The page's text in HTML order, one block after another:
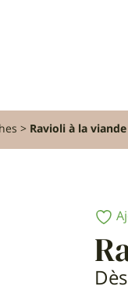
Ravioli à la viande
Dès